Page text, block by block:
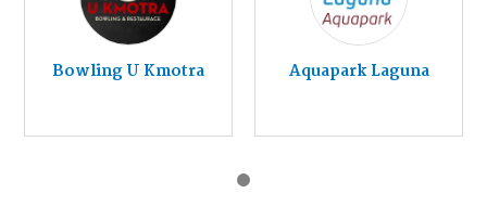
Bowling U Kmotra Aquapark Laguna